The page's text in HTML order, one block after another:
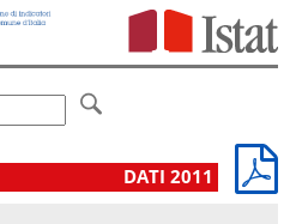
DATI 2011